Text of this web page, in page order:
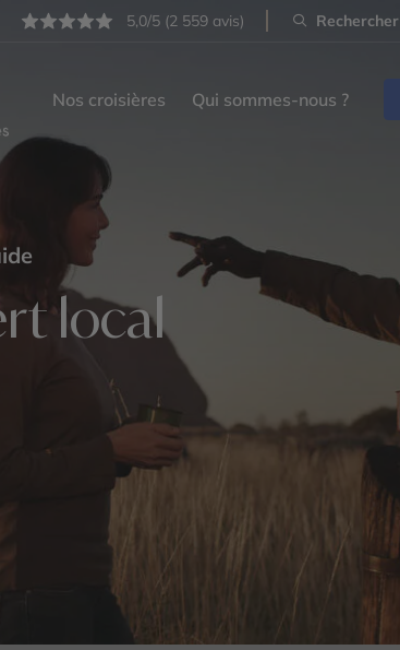
5,0/5 (2 559 avis) Rechercher
Nos croisières Qui sommes-nous ?
local